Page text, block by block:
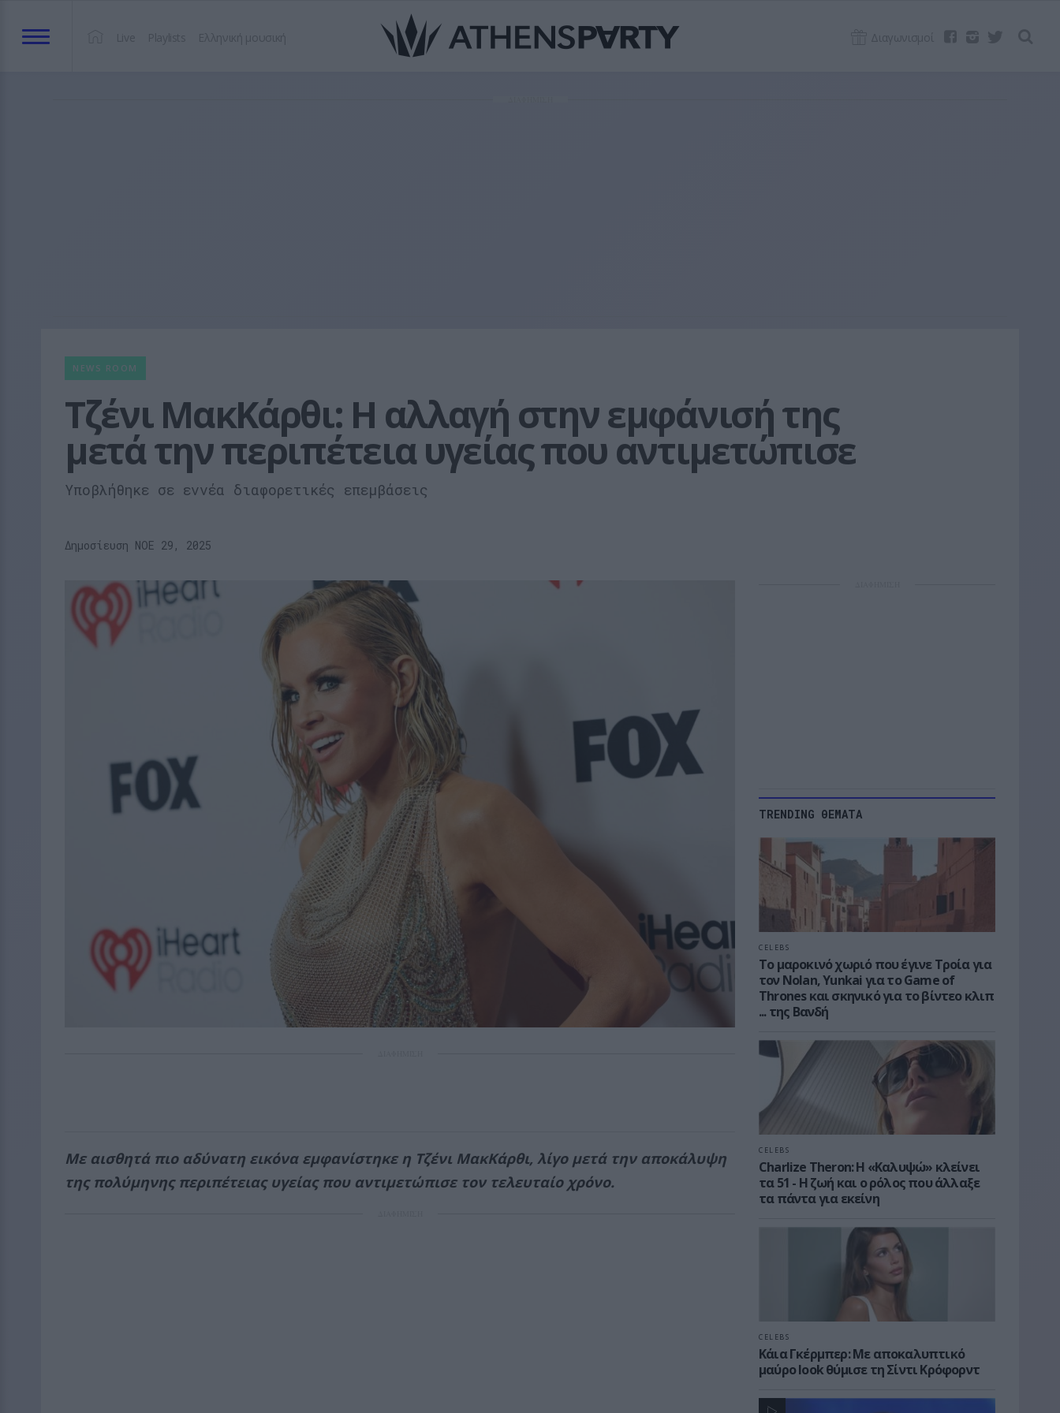
NEWS ROOM
Τζένι ΜακΚάρθι: H αλλαγή στην εμφάνισή της
μετά την περιπέτεια υγείας που αντιμετώπισε
Υποβλήθηκε σε εννέα διαφορετικές επεμβάσεις
Δημοσίευση ΝΟE 29, 2025
Με αισθητά πιο αδύνατη εικόνα εμφανίστηκε η Τζένι ΜακΚάρθι, λίγο μετά την αποκάλυψη
της πολύμηνης περιπέτειας υγείας που αντιμετώπισε τον τελευταίο χρόνο.
TRENDING ΘΕΜΑΤΑ
CELEBS
Το μαροκινό χωριό που έγινε Τροία για
τον Nolan, Yunkai για το Game of
Thrones και σκηνικό για το βίντεο κλιπ
... της Βανδή
CELEBS
Charlize Theron: Η «Καλυψώ» κλείνει
τα 51 - H ζωή και ο ρόλος που άλλαξε
τα πάντα για εκείνη
CELEBS
Κάια Γκέρμπερ: Με αποκαλυπτικό
μαύρο look θύμισε τη Σίντι Κρόφορντ